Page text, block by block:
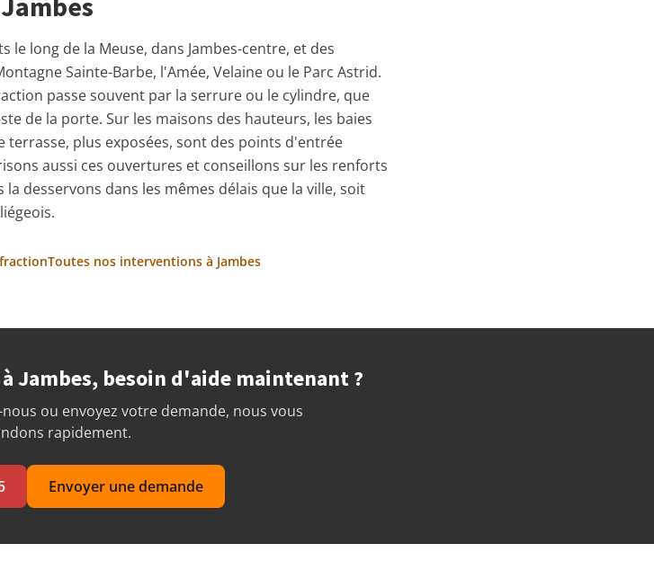
long de la Meuse, dans Jambes-centre, et des
Sainte-Barbe, l'Amée, Velaine ou le Parc Astrid.
passe souvent par la serrure ou le cylindre, que
de la porte. Sur les maisons des hauteurs, les baies
terrasse, plus exposées, sont des points d'entrée
aussi ces ouvertures et conseillons sur les renforts
desservons dans les mêmes délais que la ville, soit
Toutes nos interventions à Jambes
Jambes, besoin d'aide maintenant ?
ou envoyez votre demande, nous vous
rapidement.
Envoyer une demande